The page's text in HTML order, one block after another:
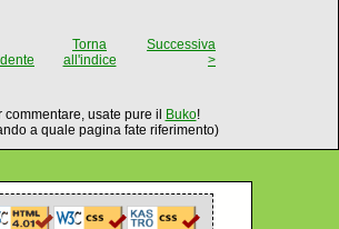
Torna
all'indice
Successiva
>
commentare, usate pure il Buko!
a quale pagina fate riferimento)